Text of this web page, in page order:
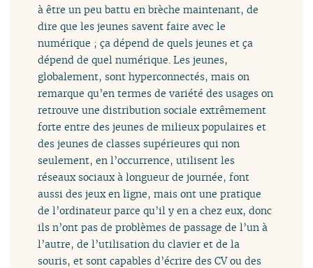
à être un peu battu en brèche maintenant, de
dire que les jeunes savent faire avec le
numérique ; ça dépend de quels jeunes et ça
dépend de quel numérique. Les jeunes,
globalement, sont hyperconnectés, mais on
remarque qu’en termes de variété des usages on
retrouve une distribution sociale extrêmement
forte entre des jeunes de milieux populaires et
des jeunes de classes supérieures qui non
seulement, en l’occurrence, utilisent les
réseaux sociaux à longueur de journée, font
aussi des jeux en ligne, mais ont une pratique
de l’ordinateur parce qu’il y en a chez eux, donc
ils n’ont pas de problèmes de passage de l’un à
l’autre, de l’utilisation du clavier et de la
souris, et sont capables d’écrire des CV ou des